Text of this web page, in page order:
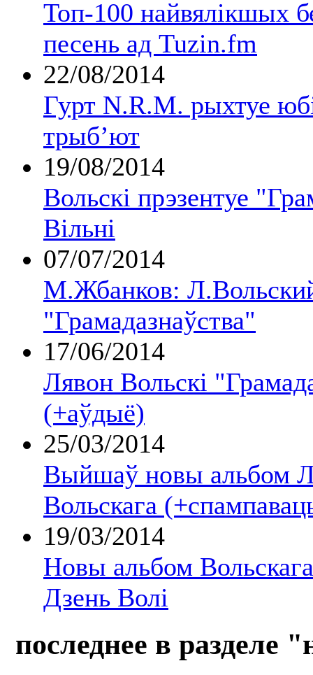
Топ-100 найвялікшых
песень ад Tuzin.fm
22/08/2014
Гурт N.R.M. рыхтуе
трыб’ют
19/08/2014
Вольскі прэзентуе
Вільні
07/07/2014
М.Жбанков:
"Грамадазнаўства"
17/06/2014
Лявон Вольскі
(+аўдыё)
25/03/2014
Выйшаў новы альбом
Вольскага
19/03/2014
Новы альбом
Дзень Волі
последнее в разделе